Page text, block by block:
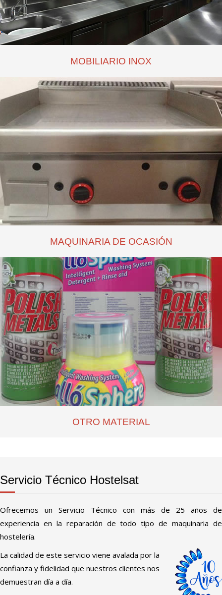
MOBILIARIO INOX
MAQUINARIA DE OCASIÓN
OTRO MATERIAL
Servicio Técnico Hostelsat
Ofrecemos un Servicio Técnico con más de 25 años de
experiencia en la reparación de todo tipo de maquinaria de
hostelería.
La calidad de este servicio viene avalada por la
confianza y fidelidad que nuestros clientes nos
demuestran día a día.